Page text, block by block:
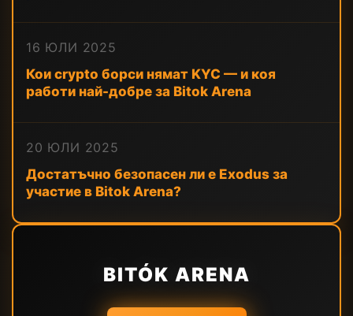
16 ЮЛИ 2025
Кои crypto борси нямат KYC — и коя
работи най-добре за Bitok Arena
20 ЮЛИ 2025
Достатъчно безопасен ли е Exodus за
участие в Bitok Arena?
BITÓK ARENA